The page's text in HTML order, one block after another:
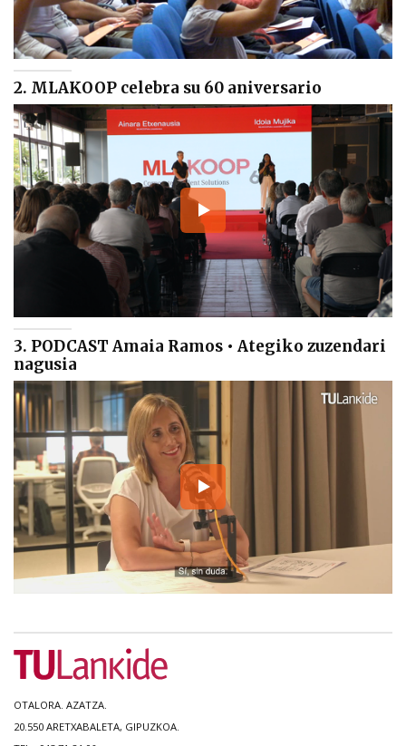
2. MLAKOOP celebra su 60 aniversario
3. PODCAST Amaia Ramos • Ategiko zuzendari
nagusia
OTALORA. AZATZA.
20.550 ARETXABALETA, GIPUZKOA.